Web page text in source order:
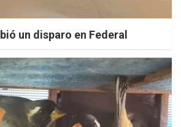
un disparo en Federal